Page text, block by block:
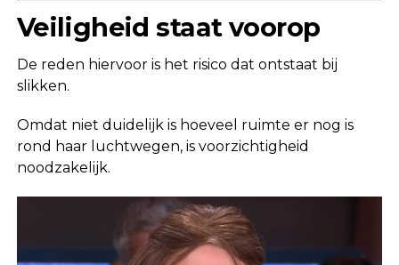
Veiligheid staat voorop
De reden hiervoor is het risico dat ontstaat bij
slikken.
Omdat niet duidelijk is hoeveel ruimte er nog is
rond haar luchtwegen, is voorzichtigheid
noodzakelijk.